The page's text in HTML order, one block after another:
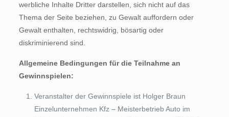
werbliche Inhalte Dritter darstellen, sich nicht auf das
Thema der Seite beziehen, zu Gewalt auffordern oder
Gewalt enthalten, rechtswidrig, bösartig oder
diskriminierend sind.
Allgemeine Bedingungen für die Teilnahme an
Gewinnspielen:
Veranstalter der Gewinnspiele ist Holger Braun
Einzelunternehmen Kfz – Meisterbetrieb Auto im